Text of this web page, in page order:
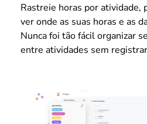
Rastreie horas por atividade,
ver onde as suas horas e as
Nunca foi tão fácil organizar
entre atividades sem